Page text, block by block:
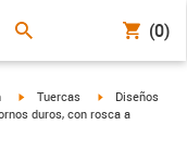
(0)
igus-icon-arrow-right
Tuercas igus-icon-
Diseños
duros, con rosca a